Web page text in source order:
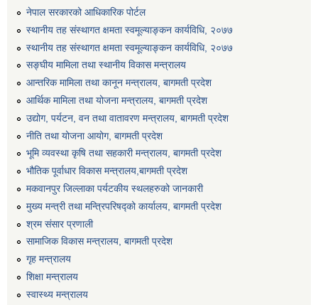
नेपाल सरकारको आधिकारिक पोर्टल
स्थानीय तह संस्थागत क्षमता स्वमूल्याङ्कन कार्यविधि, २०७७
स्थानीय तह संस्थागत क्षमता स्वमूल्याङ्कन कार्यविधि, २०७७
सङ्घीय मामिला तथा स्थानीय विकास मन्त्रालय
आन्तरिक मामिला तथा कानून मन्त्रालय, बागमती प्रदेश
आर्थिक मामिला तथा योजना मन्त्रालय, बागमती प्रदेश
उद्योग, पर्यटन, वन तथा वातावरण मन्त्रालय, बागमती प्रदेश
नीति तथा योजना आयोग, बागमती प्रदेश
भूमि व्यवस्था कृषि तथा सहकारी मन्त्रालय, बागमती प्रदेश
भौतिक पूर्वाधार विकास मन्त्रालय,बागमती प्रदेश
मकवानपुर जिल्लाका पर्यटकीय स्थलहरुको जानकारी
मुख्य मन्त्री तथा मन्त्रिपरिषद्को कार्यालय, बागमती प्रदेश
श्रम संसार प्रणाली
सामाजिक विकास मन्त्रालय, बागमती प्रदेश
गृह मन्त्रालय
शिक्षा मन्त्रालय
स्वास्थ्य मन्त्रालय